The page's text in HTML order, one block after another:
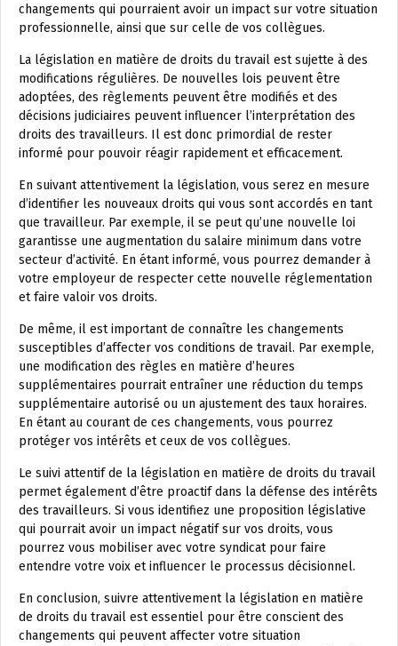
changements qui pourraient avoir un impact sur votre situation
professionnelle, ainsi que sur celle de vos collègues.
La législation en matière de droits du travail est sujette à des
modifications régulières. De nouvelles lois peuvent être
adoptées, des règlements peuvent être modifiés et des
décisions judiciaires peuvent influencer l’interprétation des
droits des travailleurs. Il est donc primordial de rester
informé pour pouvoir réagir rapidement et efficacement.
En suivant attentivement la législation, vous serez en mesure
d’identifier les nouveaux droits qui vous sont accordés en tant
que travailleur. Par exemple, il se peut qu’une nouvelle loi
garantisse une augmentation du salaire minimum dans votre
secteur d’activité. En étant informé, vous pourrez demander à
votre employeur de respecter cette nouvelle réglementation
et faire valoir vos droits.
De même, il est important de connaître les changements
susceptibles d’affecter vos conditions de travail. Par exemple,
une modification des règles en matière d’heures
supplémentaires pourrait entraîner une réduction du temps
supplémentaire autorisé ou un ajustement des taux horaires.
En étant au courant de ces changements, vous pourrez
protéger vos intérêts et ceux de vos collègues.
Le suivi attentif de la législation en matière de droits du travail
permet également d’être proactif dans la défense des intérêts
des travailleurs. Si vous identifiez une proposition législative
qui pourrait avoir un impact négatif sur vos droits, vous
pourrez vous mobiliser avec votre syndicat pour faire
entendre votre voix et influencer le processus décisionnel.
En conclusion, suivre attentivement la législation en matière
de droits du travail est essentiel pour être conscient des
changements qui peuvent affecter votre situation